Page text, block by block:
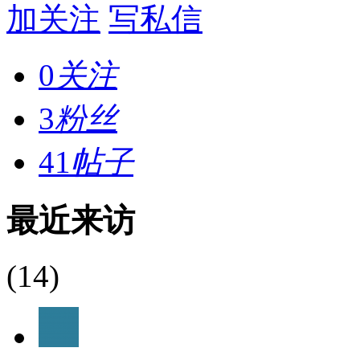
加关注 写私信
0关注
3粉丝
41帖子
最近来访
(14)